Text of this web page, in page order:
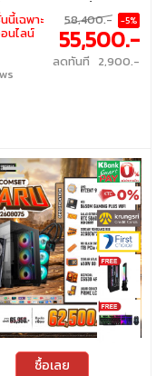
อร์เสียภายใน 30 วัน นับจากวันซื้อ
รณ์คอมพิวเตอร์ใหม่ให้ทันที
ชั่วโมง เฉพาะซื้อผ่าน JIB Online
อนไขเป็นไปตามที่กำหนด) • ผ่อน
นาน 10 เดือน ทุกเซ็ต • บริการ
จเช็คอาการ ฟรี! ได้ที่เจไอบีกว่า 140
เทศ
นี้เฉพาะ
นไลน์
58,400.- -5%
55,500.-
ลดทันที 2,900.-
ซื้อเลย